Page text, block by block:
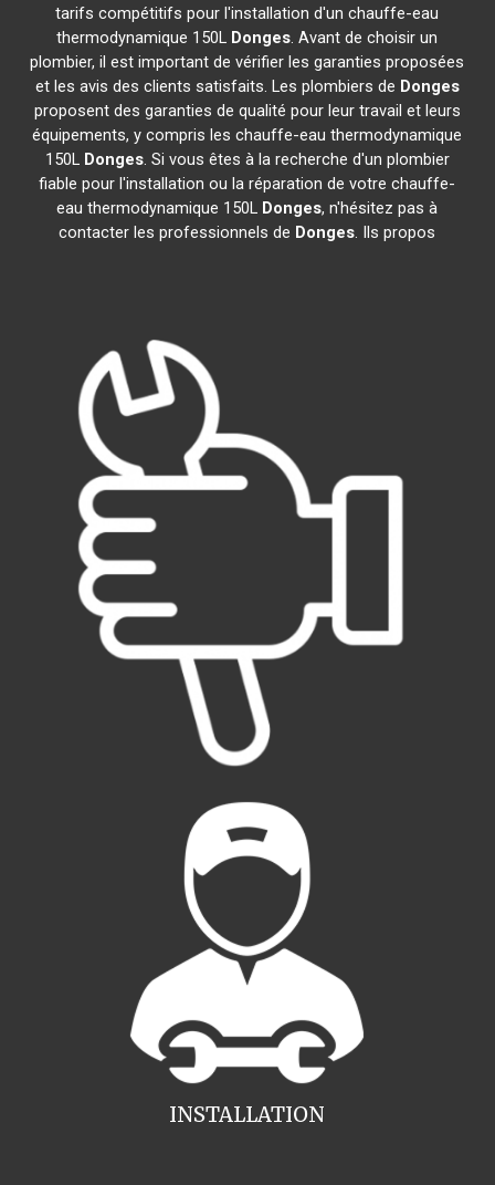
tarifs compétitifs pour l'installation d'un chauffe-eau
thermodynamique 150L Donges. Avant de choisir un
plombier, il est important de vérifier les garanties proposées
et les avis des clients satisfaits. Les plombiers de Donges
proposent des garanties de qualité pour leur travail et leurs
équipements, y compris les chauffe-eau thermodynamique
150L Donges. Si vous êtes à la recherche d'un plombier
fiable pour l'installation ou la réparation de votre chauffe-
eau thermodynamique 150L Donges, n'hésitez pas à
contacter les professionnels de Donges. Ils propos
INSTALLATION